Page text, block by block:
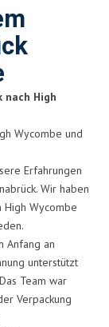
nach High
Wycombe und
Erfahrungen
Wir haben
High Wycombe
Anfang an
unterstützt
Team war
Verpackung